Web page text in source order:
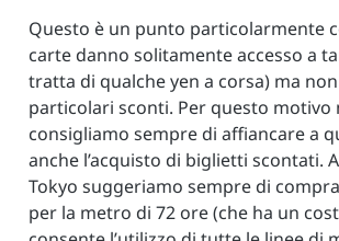
Questo è un punto particolarmente
carte danno solitamente accesso a
tratta di qualche yen a corsa) ma
particolari sconti. Per questo motivo
consigliamo sempre di affiancare a
anche l’acquisto di biglietti scontati.
Tokyo suggeriamo sempre di
per la metro di 72 ore (che ha un